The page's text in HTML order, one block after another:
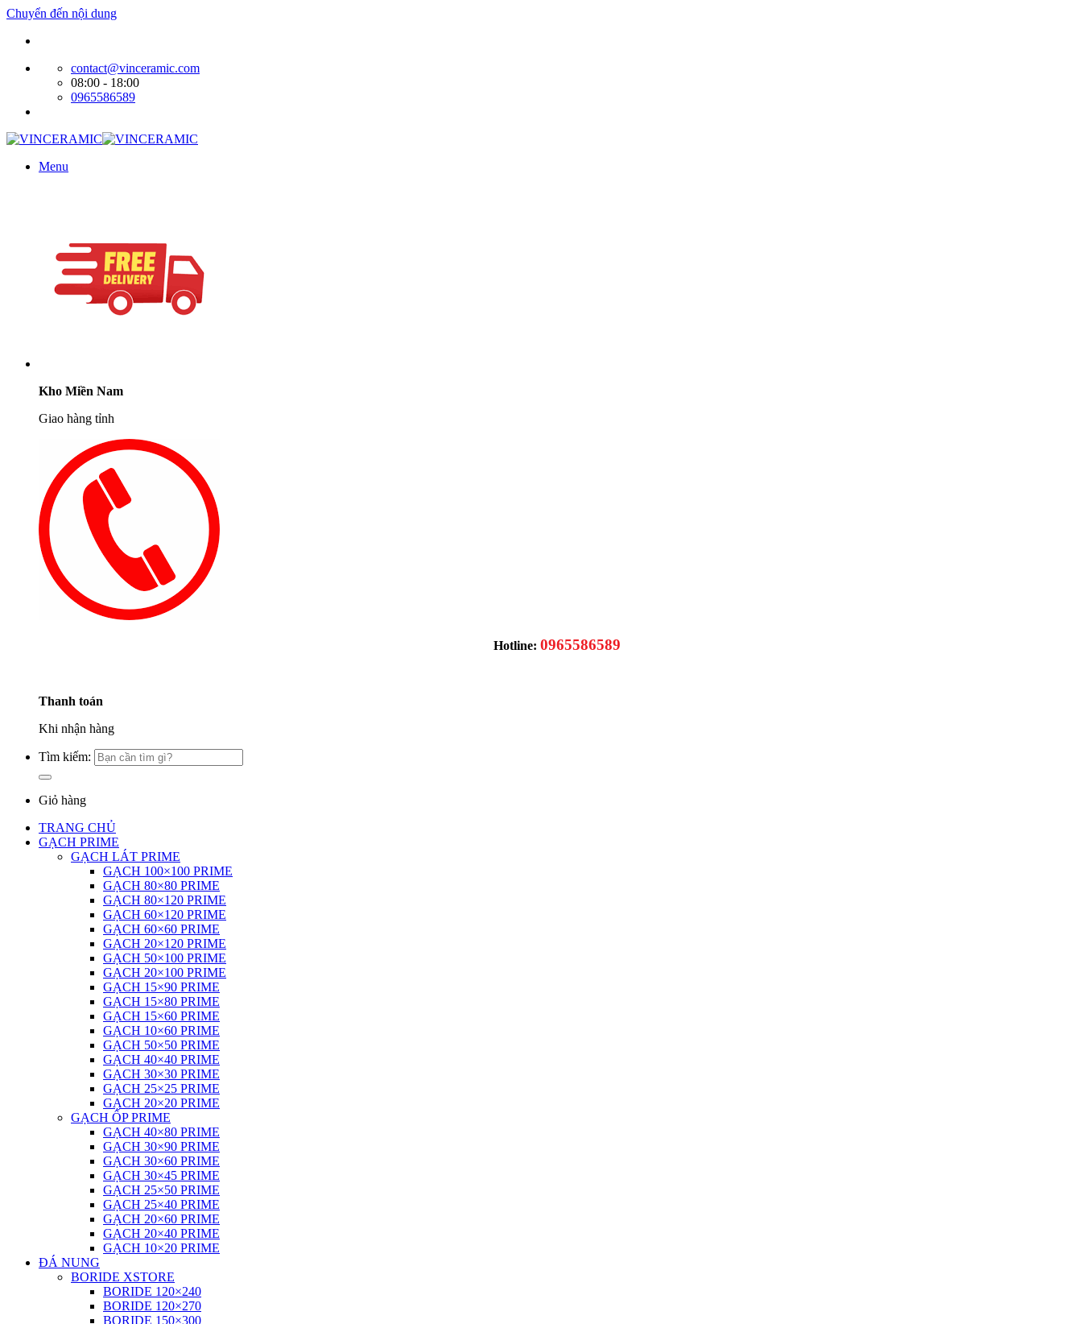
Chuyển đến nội dung
contact@vinceramic.com
08:00 - 18:00
0965586589
Menu
Kho Miền Nam
Giao hàng tỉnh
Hotline: 0965586589
Thanh toán
Khi nhận hàng
Tìm kiếm:
Giỏ hàng
TRANG CHỦ
GẠCH PRIME
GẠCH LÁT PRIME
GẠCH 100×100 PRIME
GẠCH 80×80 PRIME
GẠCH 80×120 PRIME
GẠCH 60×120 PRIME
GẠCH 60×60 PRIME
GẠCH 20×120 PRIME
GẠCH 50×100 PRIME
GẠCH 20×100 PRIME
GẠCH 15×90 PRIME
GẠCH 15×80 PRIME
GẠCH 15×60 PRIME
GẠCH 10×60 PRIME
GẠCH 50×50 PRIME
GẠCH 40×40 PRIME
GẠCH 30×30 PRIME
GẠCH 25×25 PRIME
GẠCH 20×20 PRIME
GẠCH ỐP PRIME
GẠCH 40×80 PRIME
GẠCH 30×90 PRIME
GẠCH 30×60 PRIME
GẠCH 30×45 PRIME
GẠCH 25×50 PRIME
GẠCH 25×40 PRIME
GẠCH 20×60 PRIME
GẠCH 20×40 PRIME
GẠCH 10×20 PRIME
ĐÁ NUNG
BORIDE XSTORE
BORIDE 120×240
BORIDE 120×270
BORIDE 150×300